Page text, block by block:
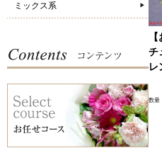
チ
レ
数量
ミックス系